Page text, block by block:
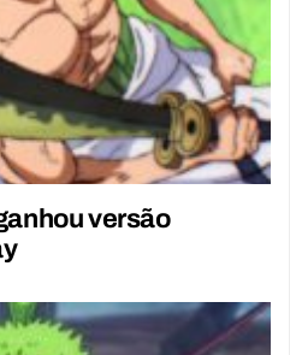
versão